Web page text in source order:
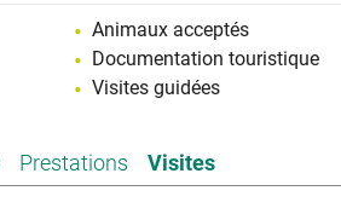
Animaux acceptés
Documentation touristique
Visites guidées
Prestations Visites